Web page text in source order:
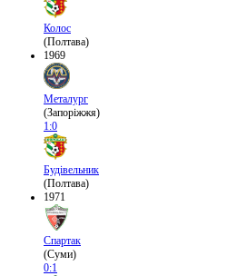
Колос
(Полтава)
1969
Металург
(Запоріжжя)
1:0
Будівельник
(Полтава)
1971
Спартак
(Суми)
0:1